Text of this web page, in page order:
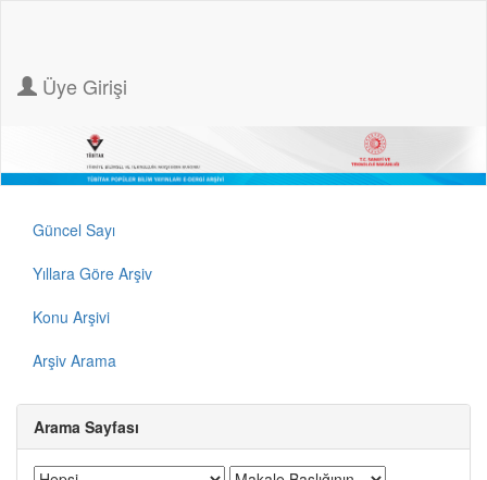
Üye Girişi
Güncel Sayı
Yıllara Göre Arşiv
Konu Arşivi
Arşiv Arama
Arama Sayfası